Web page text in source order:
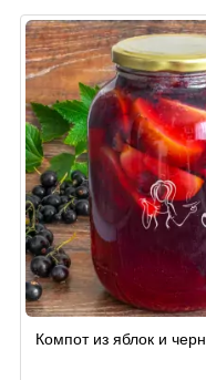
Компот из яблок и